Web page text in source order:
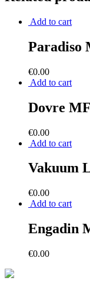
Add to cart
Paradiso
€0.00
Add to cart
Dovre
€0.00
Add to cart
Vakuum
€0.00
Add to cart
Engadin
€0.00